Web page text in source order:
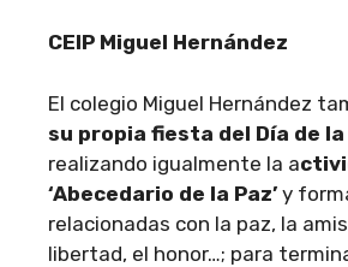
CEIP Miguel Hernández
El colegio Miguel Hernández
su propia fiesta del Día de la
realizando igualmente la a
‘Abecedario de la Paz’ y
relacionadas con la paz, la
libertad, el honor…; para